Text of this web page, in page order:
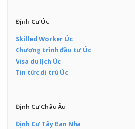
Định Cư Úc
Skilled Worker Úc
Chương trình đầu tư Úc
Visa du lịch Úc
Tin tức di trú Úc
Định Cư Châu Âu
Định Cư Tây Ban Nha